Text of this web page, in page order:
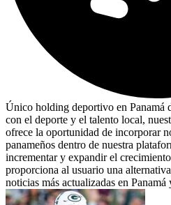
Único holding deportivo en Panamá
con el deporte y el talento local,
ofrece la oportunidad de incorporar
panameños dentro de nuestra
incrementar y expandir el
proporciona al usuario una
noticias más actualizadas en Panamá